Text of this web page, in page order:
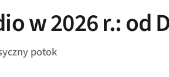
w 2026 r.: od
potok